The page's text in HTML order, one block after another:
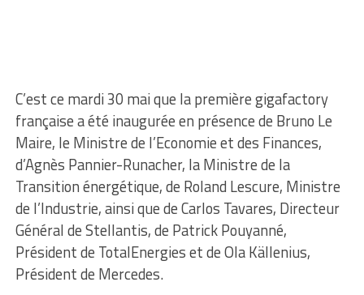
C’est ce mardi 30 mai que la première gigafactory
française a été inaugurée en présence de Bruno Le
Maire, le Ministre de l’Economie et des Finances,
d’Agnès Pannier-Runacher, la Ministre de la
Transition énergétique, de Roland Lescure, Ministre
de l’Industrie, ainsi que de Carlos Tavares, Directeur
Général de Stellantis, de Patrick Pouyanné,
Président de TotalEnergies et de Ola Källenius,
Président de Mercedes.